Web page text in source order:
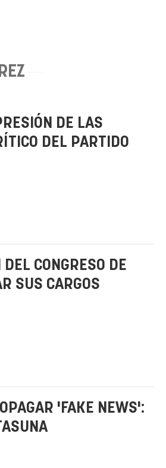
DE LAS
DEL PARTIDO
CONGRESO DE
SUS CARGOS
'FAKE NEWS':